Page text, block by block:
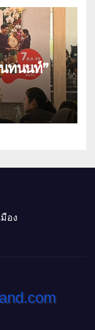
ทนนท์”
2026”
ราย ดัน
มียม
อง